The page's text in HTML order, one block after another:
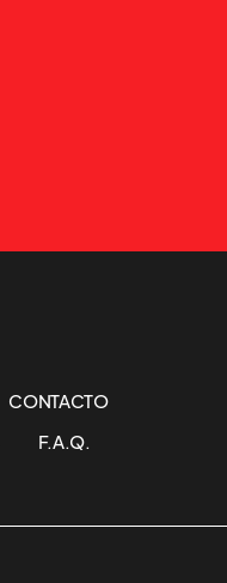
CONTACTO
F.A.Q.